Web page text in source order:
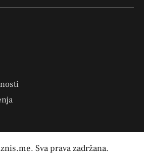
Sva prava zadržana.